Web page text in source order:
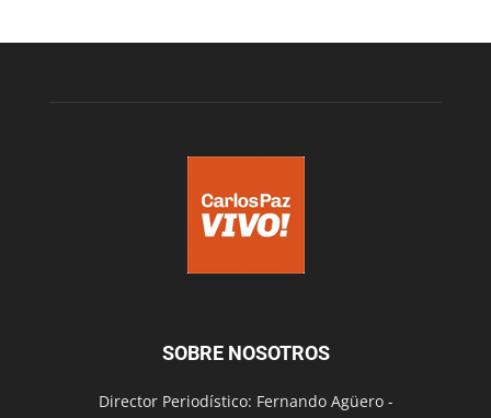
SOBRE NOSOTROS
Director Periodístico: Fernando Agüero -